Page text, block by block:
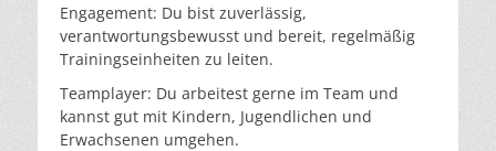
Engagement: Du bist zuverlässig,
verantwortungsbewusst und bereit, regelmäßig
Trainingseinheiten zu leiten.
Teamplayer: Du arbeitest gerne im Team und
kannst gut mit Kindern, Jugendlichen und
Erwachsenen umgehen.